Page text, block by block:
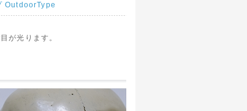
OutdoorType
が光ります。